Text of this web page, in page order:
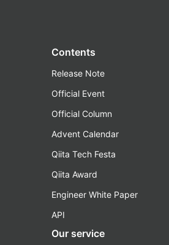
Contents
Release Note
Official Event
Official Column
Advent Calendar
Qiita Tech Festa
Qiita Award
Engineer White Paper
API
Our service